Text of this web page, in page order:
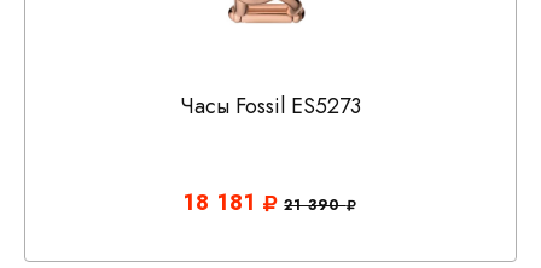
Часы Fossil ES5273
18 181 21 390